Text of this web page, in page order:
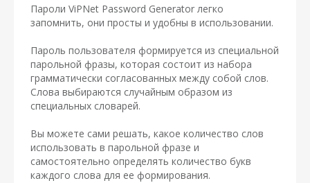
Пароли ViPNet Password Generator легко
запомнить, они просты и удобны в использовании.
Пароль пользователя формируется из специальной
парольной фразы, которая состоит из набора
грамматически согласованных между собой слов.
Слова выбираются случайным образом из
специальных словарей.
Вы можете сами решать, какое количество слов
использовать в парольной фразе и
самостоятельно определять количество букв
каждого слова для ее формирования.